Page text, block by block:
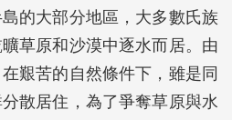
的大部分地區，大多數氏族
草原和沙漠中逐水而居。由
艱苦的自然條件下，雖是同
散居住，為了爭奪草原與水